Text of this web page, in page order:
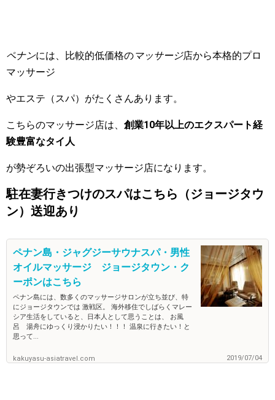
ペナンには、比較的低価格のマッサージ店から本格的プロ
マッサージ
やエステ（スパ）がたくさんあります。
こちらのマッサージ店は、 創業10年以上のエクスパート経
験豊富なタイ人
が勢ぞろいの出張型マッサージ店になります。
駐在妻行きつけのスパはこちら（ジョージタウ
ン）送迎あり
ペナン島・ジャグジーサウナスパ・男性
オイルマッサージ ジョージタウン・ク
ーポンはこちら
ペナン島には、数多くのマッサージサロンが立ち並び、特
にジョージタウンでは 激戦区。 海外移住でしばらくマレー
シア生活をしていると、日本人として思うことは、 お風
呂 湯舟にゆっくり浸かりたい！！！ 温泉に行きたい！と
思って...
kakuyasu-asiatravel.com 2019/07/04